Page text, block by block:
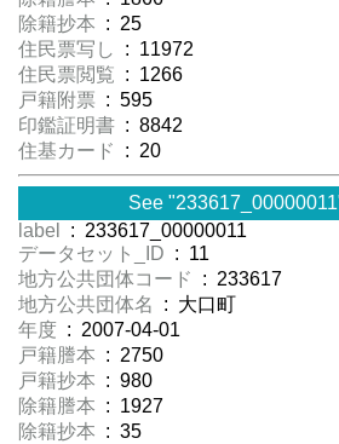
除籍抄本 : 25
住民票写し
: 11972
住民票閲覧 : 1266
戸籍附票 : 595
印鑑証明書 : 8842
住基カード
: 20
See
label
: 233617_00000011
データセット_ID : 11
地方公共団体コード
: 233617
地方公共団体名
: 大口町
年度 : 2007-04-01
戸籍謄本 : 2750
戸籍抄本 : 980
除籍謄本 : 1927
除籍抄本 : 35